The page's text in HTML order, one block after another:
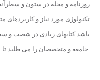
روزنامه و مجله در ستون و
تکنولوژی مورد نیاز و کاربردهای
باشد کتابهای زیادی در شصت و
جامعه و متخصصان را می طلبد تا با نرم افزارها شناخت.